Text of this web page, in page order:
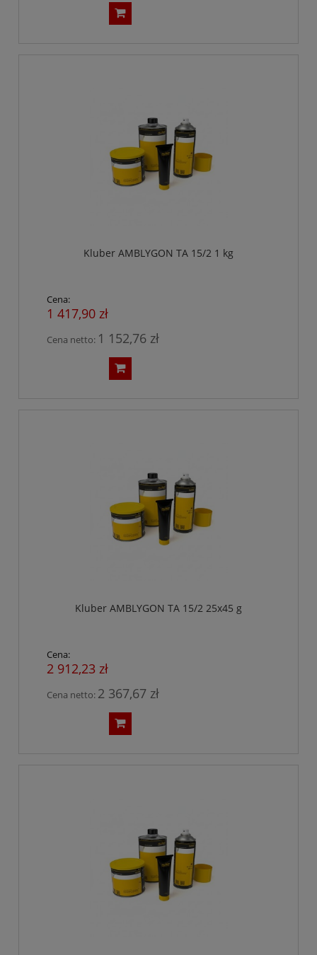
Kluber AMBLYGON TA 15/2 1 kg
Cena:
1 417,90 zł
Cena netto: 1 152,76 zł
Kluber AMBLYGON TA 15/2 25x45 g
Cena:
2 912,23 zł
Cena netto: 2 367,67 zł